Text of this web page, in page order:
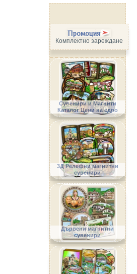
Промоция
Комплектно зареждане
Сувенири и Магнити
Каталог Цени на едро
3Д Релефни магнитни
сувенири
Дървени магнитни
сувенири